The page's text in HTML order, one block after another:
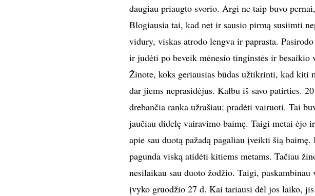
daugiau priaugto svorio. Argi ne taip buvo
Blogiausia tai, kad net ir sausio pirmą susiimti
vidury, viskas atrodo lengva ir paprasta.
ir judėti po beveik mėnesio tinginstės ir besaikio
Žinote, koks geriausias būdas užtikrinti, kad kiti
dar jiems neprasidėjus. Kalbu iš savo patirties.
drebančia ranka užrašiau: pradėti vairuoti. Tai
jaučiau didelę vairavimo baimę. Taigi metai ėjo
apie sau duotą pažadą pagaliau įveikti šią
pagunda viską atidėti kitiems metams. Tačiau
nesilaikau sau duoto žodžio. Taigi,
įvyko gruodžio 27 d. Kai tariausi dėl jos laiko,